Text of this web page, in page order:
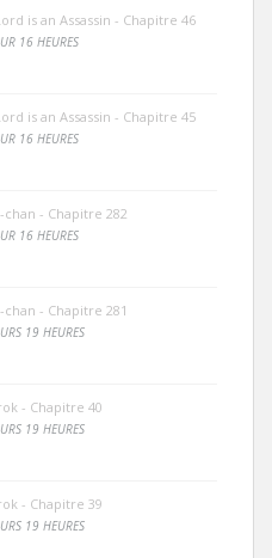
is an Assassin - Chapitre 46
16 HEURES
is an Assassin - Chapitre 45
16 HEURES
chan - Chapitre 282
16 HEURES
chan - Chapitre 281
19 HEURES
- Chapitre 40
19 HEURES
- Chapitre 39
19 HEURES